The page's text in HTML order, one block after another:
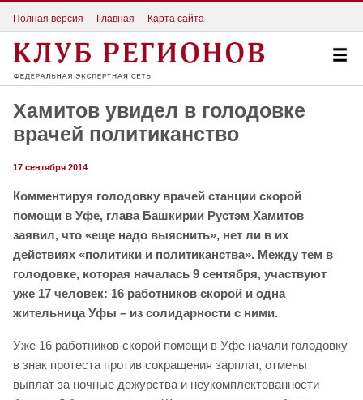
Полная версия Главная Карта сайта
Хамитов увидел в голодовке
врачей политиканство
17 сентября 2014
Комментируя голодовку врачей станции скорой
помощи в Уфе, глава Башкирии Рустэм Хамитов
заявил, что «еще надо выяснить», нет ли в их
действиях «политики и политиканства». Между тем в
голодовке, которая началась 9 сентября, участвуют
уже 17 человек: 16 работников скорой и одна
жительница Уфы – из солидарности с ними.
Уже 16 работников скорой помощи в Уфе начали голодовку
в знак протеста против сокращения зарплат, отмены
выплат за ночные дежурства и неукомплектованности